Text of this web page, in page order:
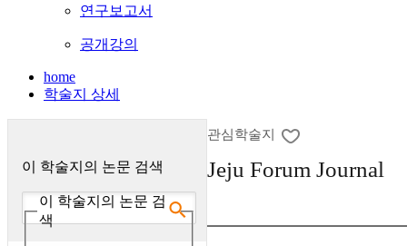
연구보고서
공개강의
home
학술지 상세
이 학술지의 논문 검색
이 학술지의 논문 검
색
관심학술지
Jeju Forum Journal